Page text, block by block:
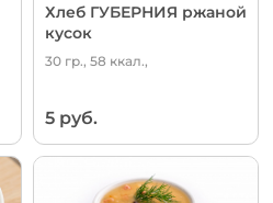
Хлеб ГУБЕРНИЯ ржаной
кусок
30 гр., 58 ккал.,
5 руб.